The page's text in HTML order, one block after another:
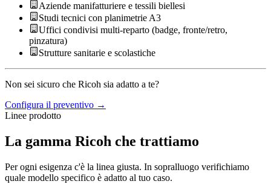
Aziende manifatturiere e tessili biellesi
Studi tecnici con planimetrie A3
Uffici condivisi multi-reparto (badge, fronte/retro,
pinzatura)
Strutture sanitarie e scolastiche
Non sei sicuro che Ricoh sia adatto a te?
Configura il preventivo →
Linee prodotto
La gamma Ricoh che trattiamo
Per ogni esigenza c'è la linea giusta. In sopralluogo verifichiamo
quale modello specifico è adatto al tuo caso.